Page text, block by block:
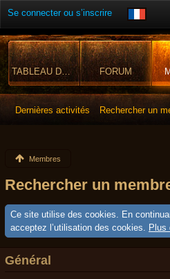
Se connecter ou s’inscrire
TABLEAU DE BORD FORUM
Dernières activités Rechercher un
Membres
Rechercher un
Ce site utilise des cookies. En
acceptez l’utilisation des cookies. Plus
Général